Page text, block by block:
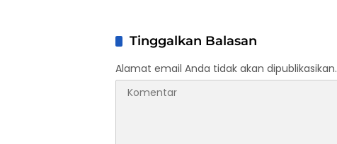
Tinggalkan Balasan
Alamat email Anda tidak akan dipublikasikan.